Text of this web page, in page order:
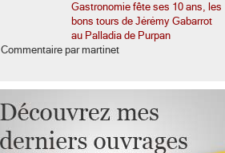
Gastronomie fête ses 10 ans, les
bons tours de Jérémy Gabarrot
au Palladia de Purpan
Commentaire par martinet